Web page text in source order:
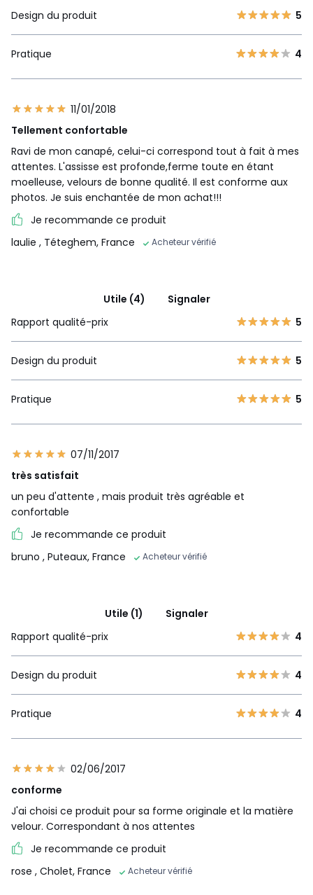
Design du produit 5
Pratique 4
11/01/2018
Tellement confortable
Ravi de mon canapé, celui-ci correspond tout à fait à mes
attentes. L'assisse est profonde,ferme toute en étant
moelleuse, velours de bonne qualité. Il est conforme aux
photos. Je suis enchantée de mon achat!!!
Je recommande ce produit
laulie , Téteghem, France Acheteur vérifié
Utile (4)
Signaler
Rapport qualité-prix
5
Design du produit 5
Pratique 5
07/11/2017
très satisfait
un peu d'attente , mais produit très agréable et
confortable
Je recommande ce produit
bruno , Puteaux, France Acheteur vérifié
Utile (1)
Signaler
Rapport qualité-prix
4
Design du produit 4
Pratique 4
02/06/2017
conforme
J'ai choisi ce produit pour sa forme originale et la matière
velour. Correspondant à nos attentes
Je recommande ce produit
rose , Cholet, France Acheteur vérifié